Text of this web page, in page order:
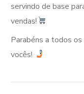
servindo de base
vendas!
Parabéns a todos
vocês!